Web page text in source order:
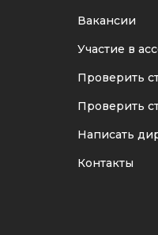
Вакансии
Участие в
Проверить
Проверить
Написать
Контакты